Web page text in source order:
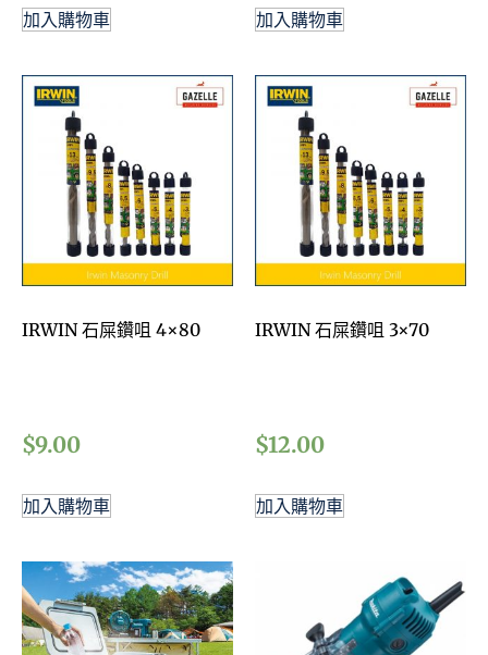
加入購物車 加入購物車
IRWIN 石屎鑽咀 4×80
$9.00
加入購物車
IRWIN 石屎鑽咀 3×70
$12.00
加入購物車